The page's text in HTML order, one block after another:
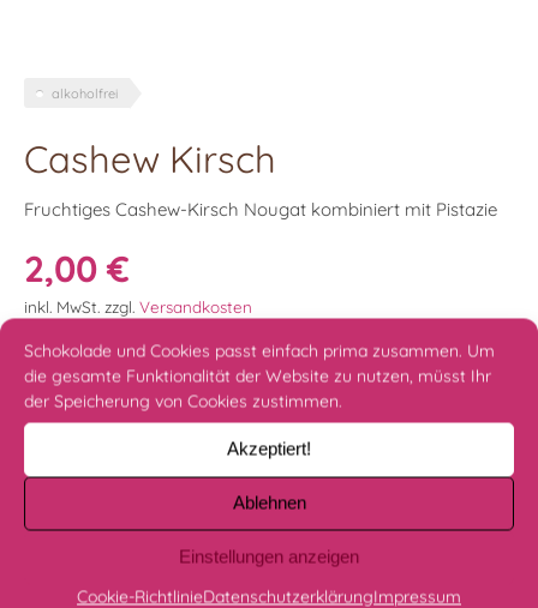
Schokolade und Cookies passt einfach prima zusammen. Um
die gesamte Funktionalität der Website zu nutzen, müsst Ihr
der Speicherung von Cookies zustimmen.
Akzeptiert!
Ablehnen
Einstellungen anzeigen
Cookie-RichtlinieDatenschutzerklärungImpressum
alkoholfrei
Cashew Kirsch
Fruchtiges Cashew-Kirsch Nougat kombiniert mit Pistazie
2,00€
inkl. MwSt. zzgl. Versandkosten
Lieferzeit:3 - 5 Werktage
Wie lange sind die Pralinen haltbar?
IN DEN WARENKORB